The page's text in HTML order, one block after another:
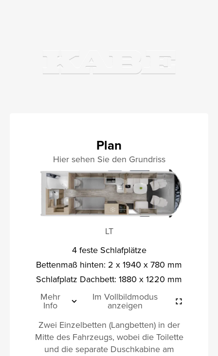
Plan
Hier sehen Sie den Grundriss
LT
4 feste Schlafplätze
Bettenmaß hinten: 2 x 1940 x 780 mm
Schlafplatz Dachbett: 1880 x 1220 mm
Mehr
Info
Im Vollbildmodus
anzeigen
Zwei Einzelbetten (Langbetten) in der
Mitte des Fahrzeugs, wobei die Toilette
und die separate Duschkabine am